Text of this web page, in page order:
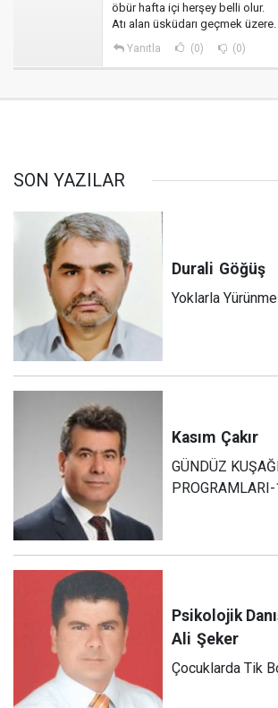
öbür hafta içi herşey belli olur.
Atı alan üsküdarı geçmek üzere.
Yanıtla (0) (0)
SON YAZILAR
Durali Göğüş
Yoklarla
Kasım Çakır
GÜNDÜZ
PROGRAMLARI-
Psikolojik
Ali Şeker
Çocuklarda Tik